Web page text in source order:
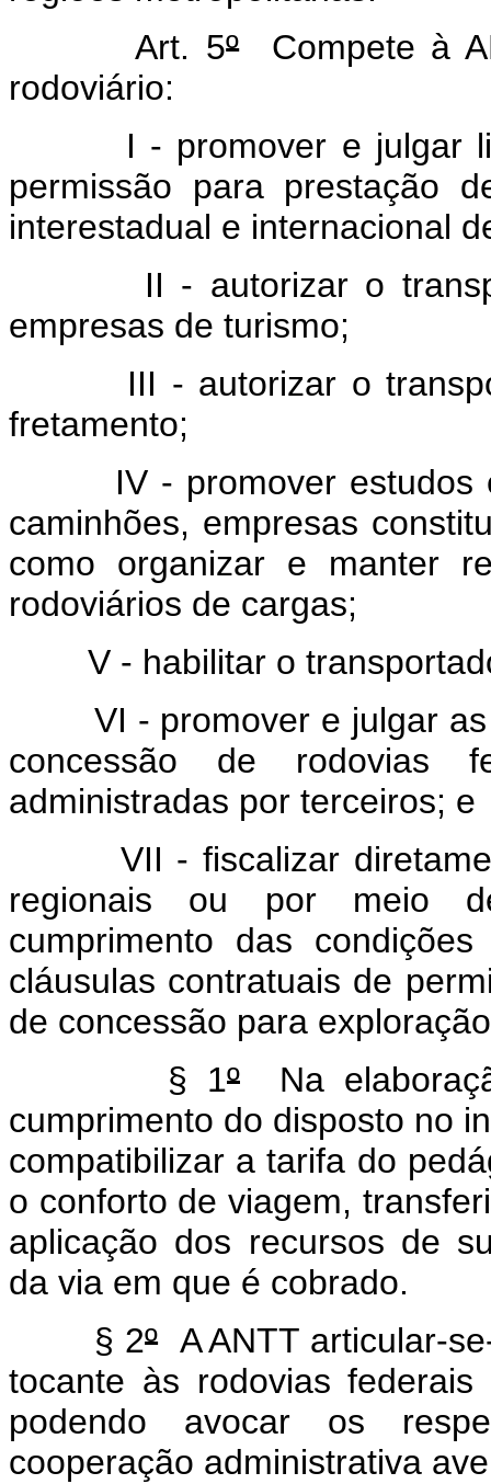
Art. 5ºCompete à
rodoviário:
I - promover e julgar
permissão para prestação
interestadual e internacional
II - autorizar o
empresas de turismo;
III - autorizar o
fretamento;
IV - promover estudos e
caminhões, empresas
como organizar e manter
rodoviários de cargas;
V - habilitar o
VI - promover e julgar as
concessão de rodovias
administradas por terceiros; e
VII - fiscalizar
regionais ou por meio
cumprimento das
cláusulas contratuais de
de concessão para
§ 1º Na
cumprimento do disposto no
compatibilizar a tarifa do
o conforto de viagem,
aplicação dos recursos de
da via em que é cobrado.
§ 2ºA ANTT articular-
tocante às rodovias
podendo avocar os
cooperação administrativa